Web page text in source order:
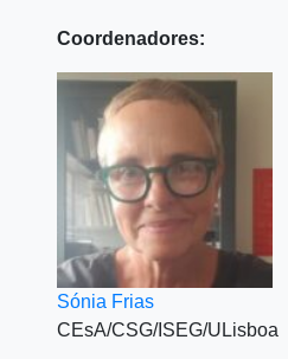
Coordenadores:
Sónia Frias
CEsA/CSG/ISEG/ULisboa